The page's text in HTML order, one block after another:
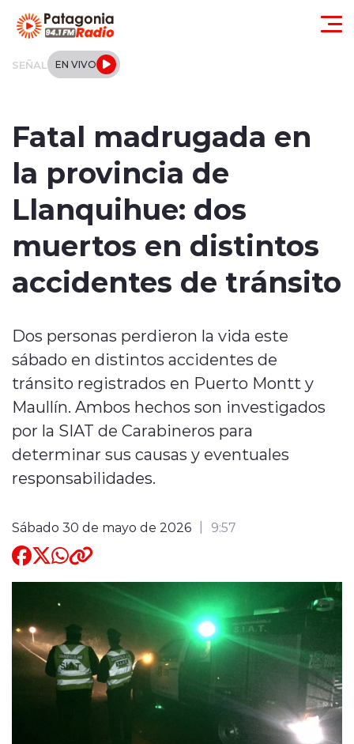
SEÑAL EN VIVO
Local
Tendencias
Internacional
Entrevistas
Quienes Somos
Fatal madrugada en
la provincia de
Llanquihue: dos
muertos en distintos
accidentes de tránsito
Dos personas perdieron la vida este
sábado en distintos accidentes de
tránsito registrados en Puerto Montt y
Maullín. Ambos hechos son investigados
por la SIAT de Carabineros para
determinar sus causas y eventuales
responsabilidades.
Sábado 30 de mayo de 2026 9:57